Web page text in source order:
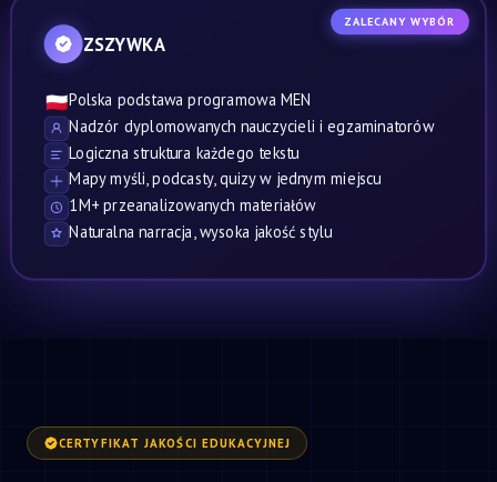
ZALECANY WYBÓR
ZSZYWKA
🇵🇱Polska podstawa programowa MEN
Nadzór dyplomowanych nauczycieli i egzaminatorów
Logiczna struktura każdego tekstu
Mapy myśli, podcasty, quizy w jednym miejscu
1M+ przeanalizowanych materiałów
Naturalna narracja, wysoka jakość stylu
CERTYFIKAT JAKOŚCI EDUKACYJNEJ